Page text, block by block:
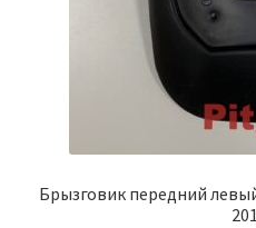
Брызговик передний